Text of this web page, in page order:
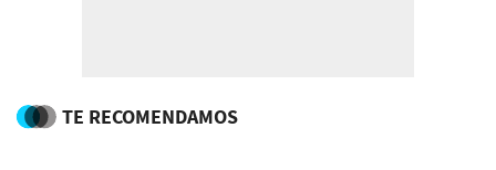
TE RECOMENDAMOS